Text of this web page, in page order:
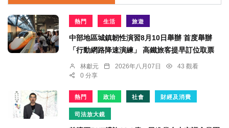
熱門 生活 旅遊
中部地區城鎮韌性演習8月10日舉辦 首度舉辦
「行動網路降速演練」 高鐵旅客提早訂位取票
林獻元 2026年八月07日
43 觀看
0 分享
熱門 政治 社會 財經及消費
司法放大鏡